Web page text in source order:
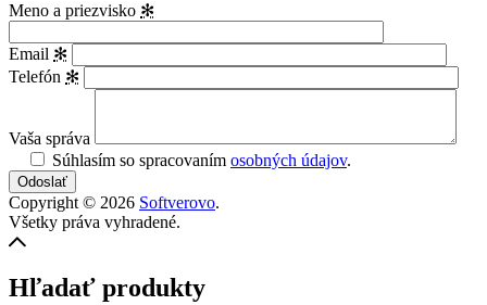
Meno a priezvisko ✻
Email ✻
Telefón ✻
Vaša správa
Súhlasím so spracovaním osobných údajov.
Copyright © 2026 Softverovo.
Všetky práva vyhradené.
Vytvořil
Richter
@
Späť
Hľadať produkty